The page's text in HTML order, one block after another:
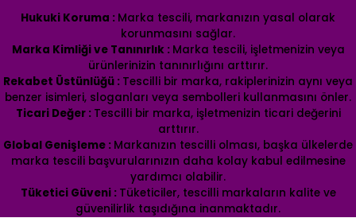
Hukuki Koruma : Marka tescili, markanızın yasal olarak
korunmasını sağlar.
Marka Kimliği ve Tanınırlık : Marka tescili, işletmenizin veya
ürünlerinizin tanınırlığını arttırır.
Rekabet Üstünlüğü : Tescilli bir marka, rakiplerinizin aynı veya
benzer isimleri, sloganları veya sembolleri kullanmasını önler.
Ticari Değer : Tescilli bir marka, işletmenizin ticari değerini
arttırır.
Global Genişleme : Markanızın tescilli olması, başka ülkelerde
marka tescili başvurularınızın daha kolay kabul edilmesine
yardımcı olabilir.
Tüketici Güveni : Tüketiciler, tescilli markaların kalite ve
güvenilirlik taşıdığına inanmaktadır.